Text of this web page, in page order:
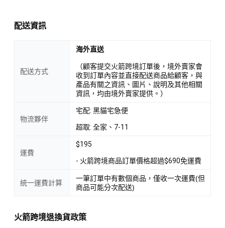
配送資訊
配送方式
海外直送
（顧客提交火箭跨境訂單後，境外賣家會
收到訂單內容並直接配送商品給顧客，與
產品有關之資訊、圖片、說明及其他相關
資訊，均由境外賣家提供。）
物流夥伴
宅配: 黑貓宅急便
超取: 全家、7-11
運費
$195
- 火箭跨境商品訂單價格超過$690免運費
統一運費計算
一筆訂單中有數個商品，僅收一次運費(但
商品可能分次配送)
火箭跨境退換貨政策